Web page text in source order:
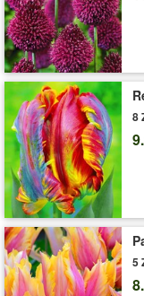
Art.-Nr.:39369
Liefergrösse:
'Tree-Lily® 'Pretty
8
5